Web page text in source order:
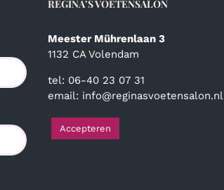
REGINA’S VOETENSALON
Meester Mührenlaan 3
1132 CA Volendam
tel: 06-40 23 07 31
email: info@reginasvoetensalon.nl
Accepteren